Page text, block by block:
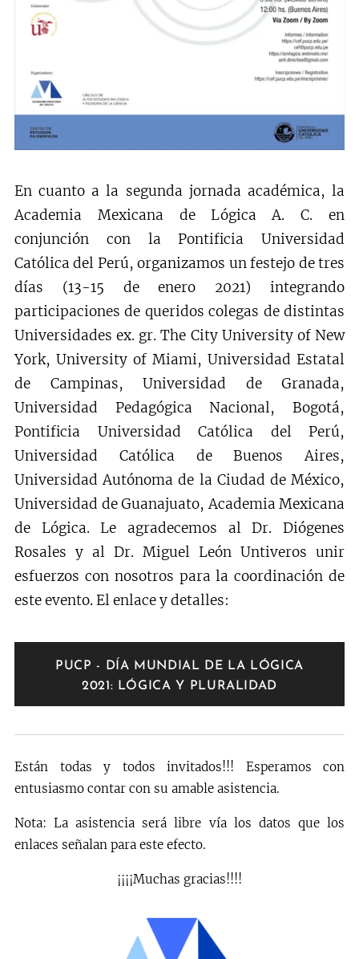
En cuanto a la segunda jornada académica, la
Academia Mexicana de Lógica A. C. en
conjunción con la Pontificia Universidad
Católica del Perú, organizamos un festejo de tres
días (13-15 de enero 2021) integrando
participaciones de queridos colegas de distintas
Universidades ex. gr. The City University of New
York, University of Miami, Universidad Estatal
de Campinas, Universidad de Granada,
Universidad Pedagógica Nacional, Bogotá,
Pontificia Universidad Católica del Perú,
Universidad Católica de Buenos Aires,
Universidad Autónoma de la Ciudad de México,
Universidad de Guanajuato, Academia Mexicana
de Lógica. Le agradecemos al Dr. Diógenes
Rosales y al Dr. Miguel León Untiveros unir
esfuerzos con nosotros para la coordinación de
este evento. El enlace y detalles:
PUCP - DÍA MUNDIAL DE LA LÓGICA
2021: LÓGICA Y PLURALIDAD
Están todas y todos invitados!!! Esperamos con
entusiasmo contar con su amable asistencia. 🙂
Nota: La asistencia será libre vía los datos que los
enlaces señalan para este efecto.
¡¡¡¡Muchas gracias!!!!